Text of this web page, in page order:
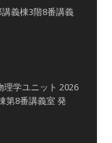
義棟3階8番講義
理学ユニット 2026
8番講義室 発